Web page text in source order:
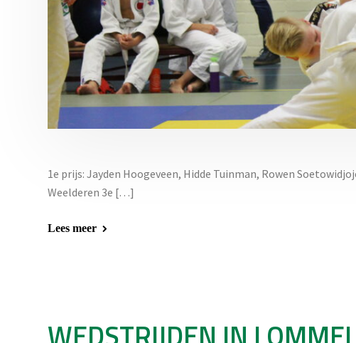
1e prijs: Jayden Hoogeveen, Hidde Tuinman, Rowen
Weelderen 3e […]
Lees meer